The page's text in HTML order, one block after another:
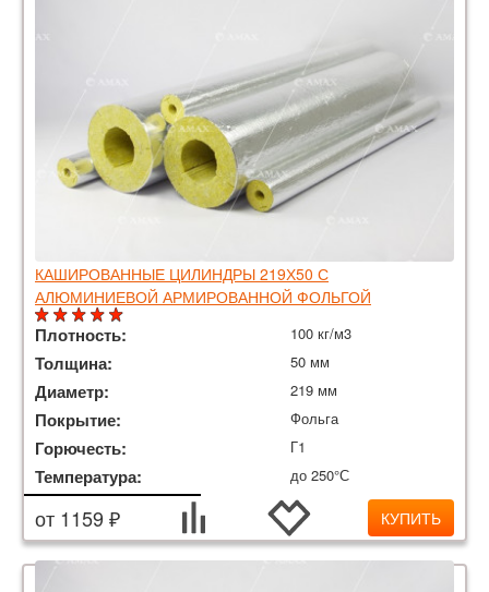
КАШИРОВАННЫЕ ЦИЛИНДРЫ 219Х50 С
АЛЮМИНИЕВОЙ АРМИРОВАННОЙ ФОЛЬГОЙ
Плотность: 100 кг/м3
Толщина: 50 мм
Диаметр: 219 мм
Покрытие: Фольга
Горючесть: Г1
Температура: до 250°С
от 1159 ₽ КУПИТЬ